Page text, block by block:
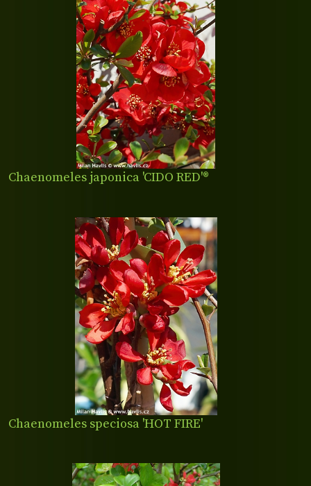
Chaenomeles japonica 'CIDO RED'®
Chaenomeles speciosa 'HOT FIRE'